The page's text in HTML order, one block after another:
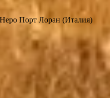
Порт Лоран (Италия)